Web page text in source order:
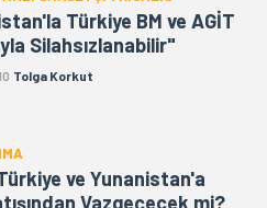
Türkiye BM ve AGİT
Silahsızlanabilir"
Tolga Korkut
ve Yunanistan'a
Vazgeçecek mi?